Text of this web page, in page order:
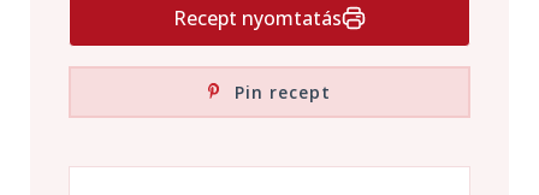
Recept nyomtatás
Pin recept